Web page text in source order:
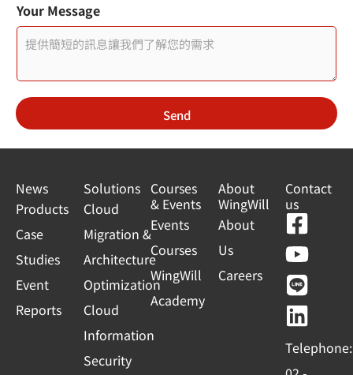
i
t
e
S
t
t
e
s
+
1
Your Message
Send
News
Products
Case
Studies
Event
Reports
Solutions
Cloud
Migration &
Architecture
Optimization
Cloud
Information
Security
Courses
& Events
Events
Courses
WingWill
Academy
About
WingWill
About
Us
Careers
Contact
us
F
a
c
e
b
o
o
Y
o
u
t
u
b
e
L
i
n
e
L
i
n
k
e
d
i
Telephone: